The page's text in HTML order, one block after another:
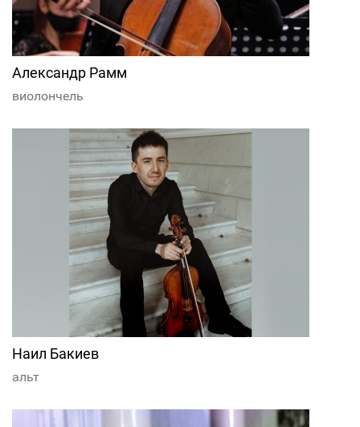
Александр Рамм
виолончель
Наил Бакиев
альт